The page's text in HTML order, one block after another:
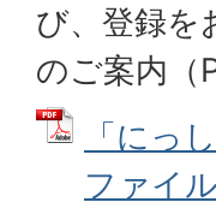
び、登録を
のご案内（
「にっ
ファイ